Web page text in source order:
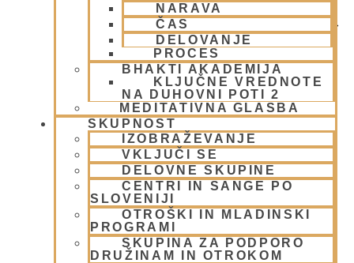
NARAVA
ČAS
DELOVANJE
PROCES
BHAKTI AKADEMIJA
KLJUČNE VREDNOTE
NA DUHOVNI POTI 2
MEDITATIVNA GLASBA
SKUPNOST
IZOBRAŽEVANJE
VKLJUČI SE
DELOVNE SKUPINE
CENTRI IN SANGE PO
SLOVENIJI
OTROŠKI IN MLADINSKI
PROGRAMI
SKUPINA ZA PODPORO
DRUŽINAM IN OTROKOM